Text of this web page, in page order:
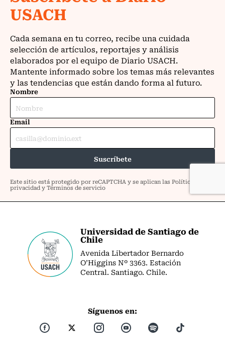
Universidad de Santiago de
Chile
Avenida Libertador Bernardo
O’Higgins Nº 3363. Estación
Central. Santiago. Chile.
Síguenos en: